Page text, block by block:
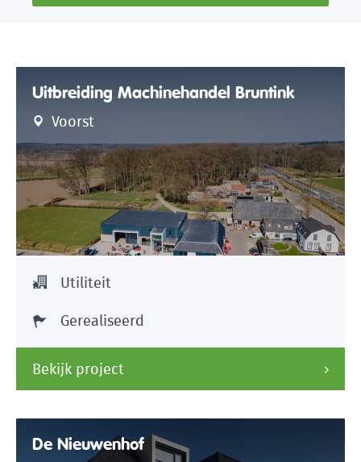
Uitbreiding Machinehandel Bruntink
Voorst
Utiliteit
Gerealiseerd
Bekijk project
De Nieuwenhof